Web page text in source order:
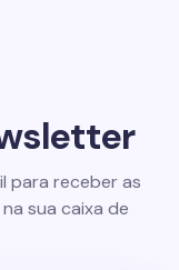
para receber as
sua caixa de